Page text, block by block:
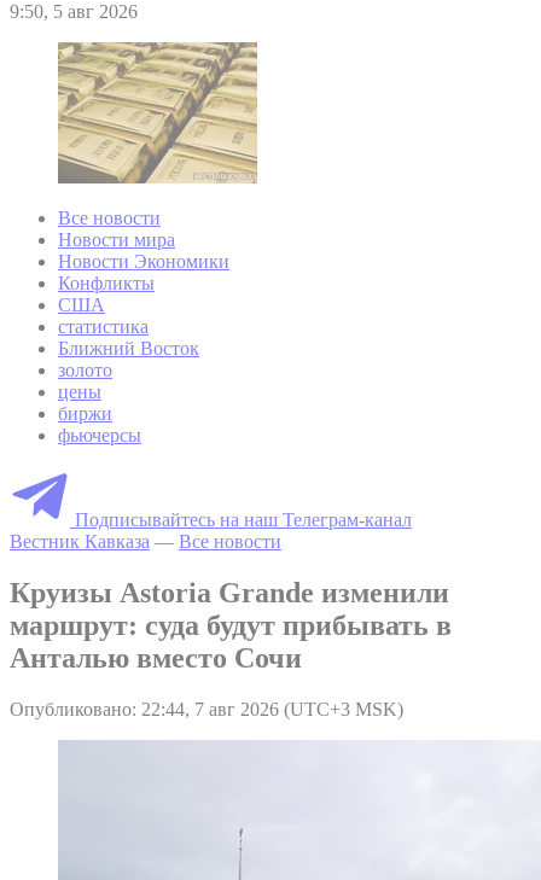
9:50, 5 авг 2026
Все новости
Новости мира
Новости Экономики
Конфликты
США
статистика
Ближний Восток
золото
цены
биржи
фьючерсы
Подписывайтесь на наш Телеграм-канал
Вестник Кавказа — Все новости
Круизы Astoria Grande изменили
маршрут: суда будут прибывать в
Анталью вместо Сочи
Опубликовано: 22:44, 7 авг 2026 (UTC+3 MSK)